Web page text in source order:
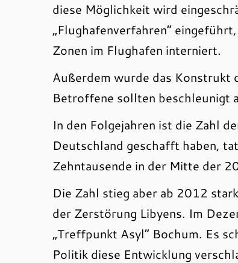
diese Möglichkeit wird
„Flughafenverfahren“
Zonen im Flughafen interniert.
Außerdem wurde das Konstrukt
Betroffene sollten beschleunigt
In den Folgejahren ist die Zahl
Deutschland geschafft haben,
Zehntausende in der Mitte der
Die Zahl stieg aber ab 2012
der Zerstörung Libyens. Im
„Treffpunkt Asyl“ Bochum. Es
Politik diese Entwicklung